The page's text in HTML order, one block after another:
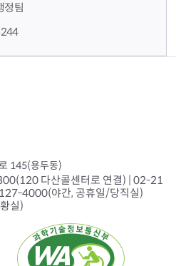
정팀
145(용두동)
다산콜센터로 연결) | 02-21
4000(야간, 공휴일/당직실)
실)